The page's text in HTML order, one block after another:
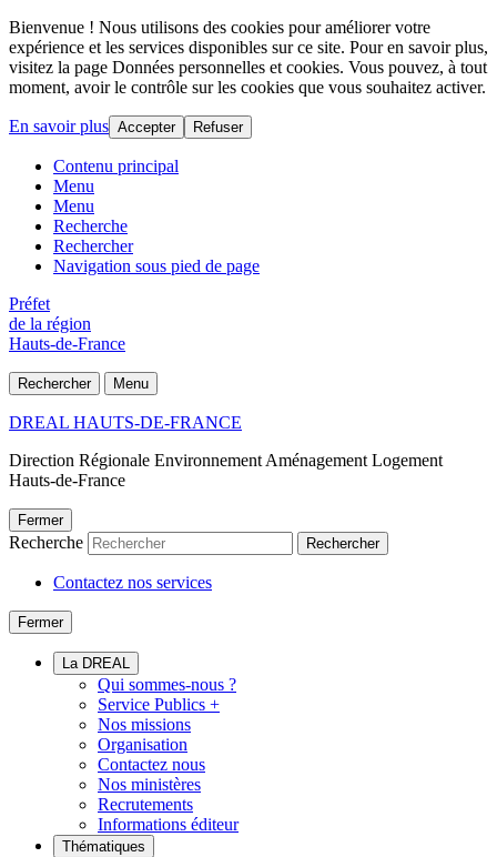
Bienvenue ! Nous utilisons des cookies pour améliorer votre
expérience et les services disponibles sur ce site. Pour en savoir plus,
visitez la page Données personnelles et cookies. Vous pouvez, à tout
moment, avoir le contrôle sur les cookies que vous souhaitez activer.
En savoir plus Accepter Refuser
Contenu principal
Menu
Menu
Recherche
Rechercher
Navigation sous pied de page
Préfet
de la région
Hauts-de-France
Rechercher Menu
DREAL HAUTS-DE-FRANCE
Direction Régionale Environnement Aménagement Logement
Hauts-de-France
Fermer
Recherche Rechercher
Contactez nos services
Fermer
La DREAL
Qui sommes-nous ?
Service Publics +
Nos missions
Organisation
Contactez nous
Nos ministères
Recrutements
Informations éditeur
Thématiques